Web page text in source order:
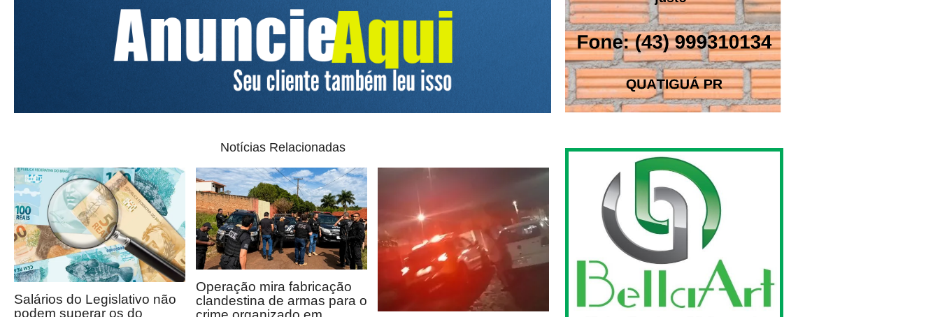
Notícias Relacionadas
Salários do Legislativo não
podem superar os do
Operação mira fabricação
clandestina de armas para o